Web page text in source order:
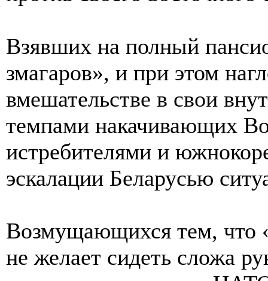
Взявших на полный
змагаров», и при этом
вмешательстве в свои
темпами накачивающих
истребителями и
эскалации Беларусью
Возмущающихся тем, что
не желает сидеть сложа